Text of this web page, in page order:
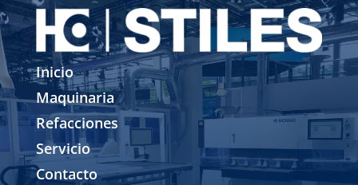
Inicio
Maquinaria
Refacciones
Servicio
Contacto